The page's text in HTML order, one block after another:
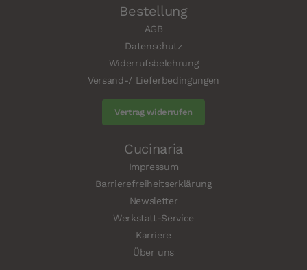
Bestellung
AGB
Datenschutz
Widerrufsbelehrung
Versand-/ Lieferbedingungen
Vertrag widerrufen
Cucinaria
Impressum
Barrierefreiheitserklärung
Newsletter
Werkstatt-Service
Karriere
Über uns